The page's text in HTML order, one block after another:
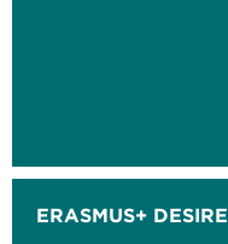
ERASMUS+ DESIRE